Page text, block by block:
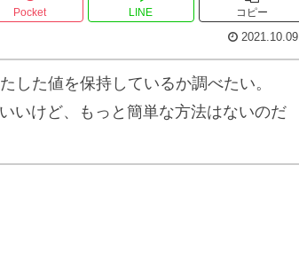
Pocket LINE コピー
2021.10.09
した値を保持しているか調べたい。
いけど、もっと簡単な方法はないのだ